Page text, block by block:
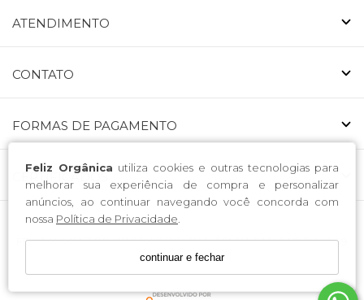
Feliz Orgânica utiliza cookies e outras tecnologias para
melhorar sua experiência de compra e personalizar
anúncios, ao continuar navegando você concorda com
nossa Política de Privacidade
continuar e fechar
ATENDIMENTO
CONTATO
FORMAS DE PAGAMENTO
CERTIFICADOS
FELIZ ALIMENTOS ORGÂNICOS LTDA. / CNPJ: 53.146.519/0001-49
Endereço: Avenida Nossa Senhora da Luz 223